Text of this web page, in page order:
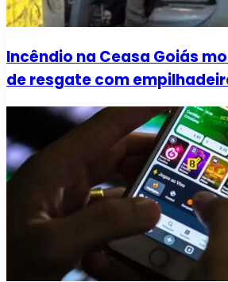
Incêndio na Ceasa Goiás
de resgate com